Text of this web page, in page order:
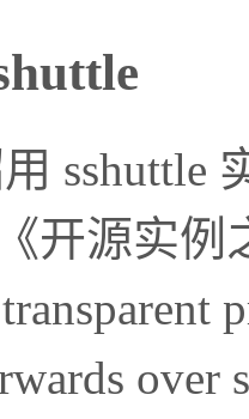
sshuttle
开源实例
over